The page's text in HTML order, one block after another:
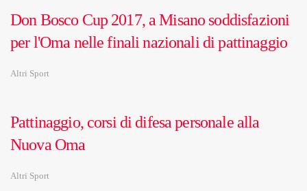
Don Bosco Cup 2017, a Misano soddisfazioni
per l'Oma nelle finali nazionali di pattinaggio
Altri Sport
Pattinaggio, corsi di difesa personale alla
Nuova Oma
Altri Sport